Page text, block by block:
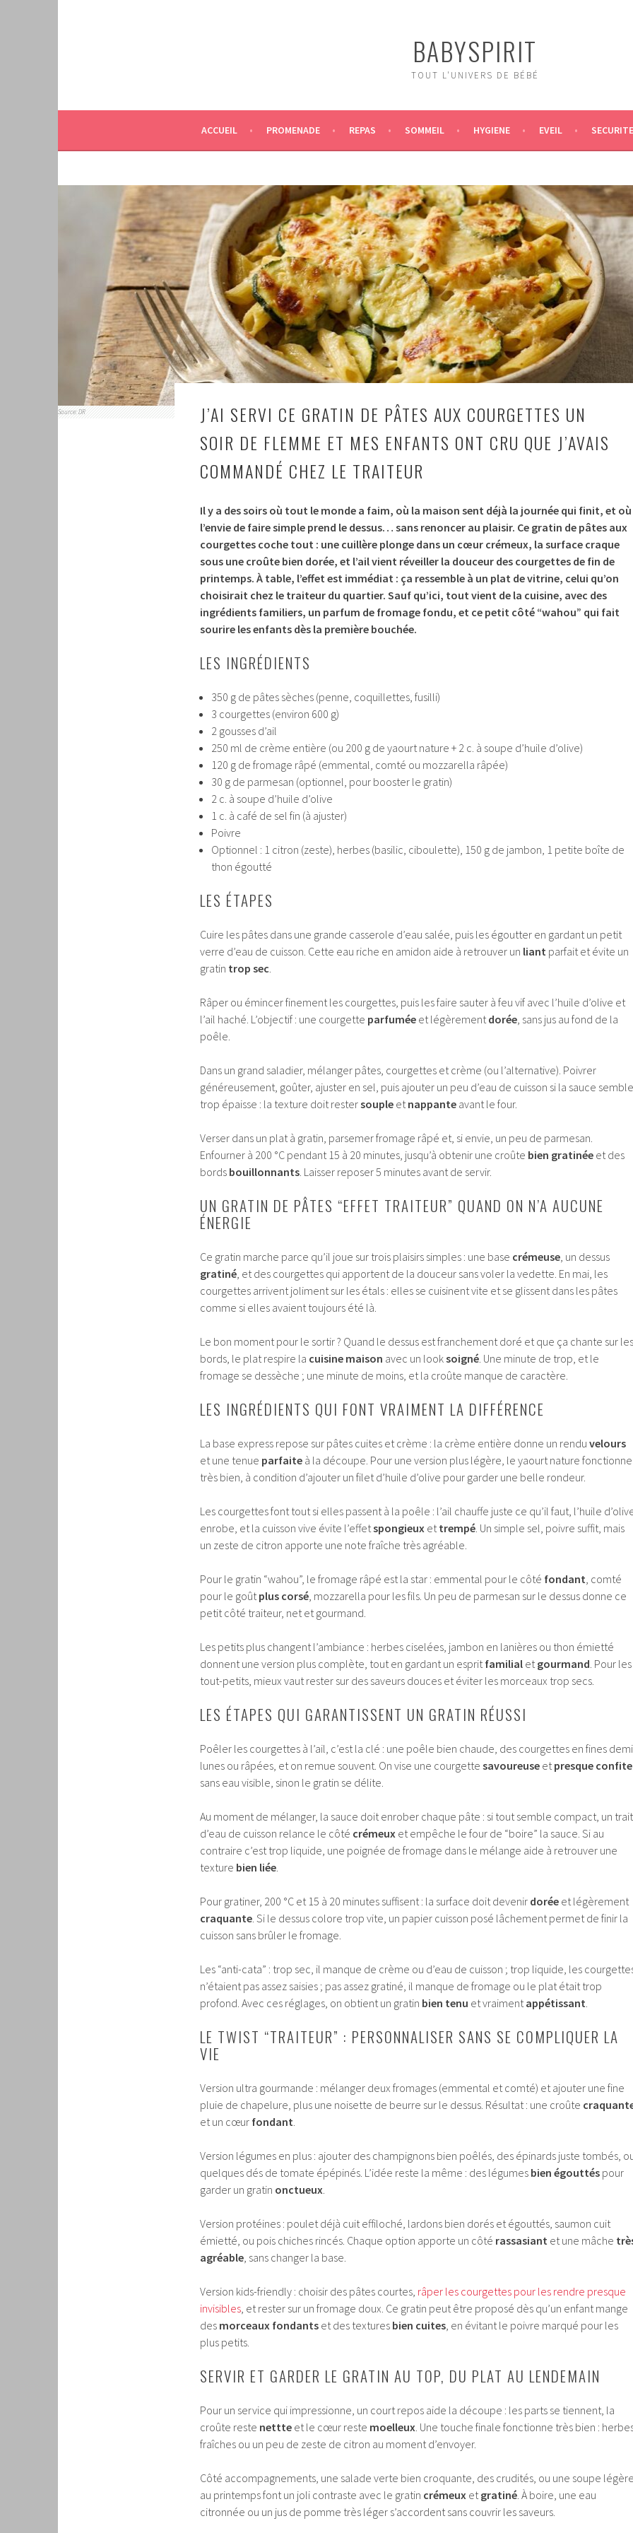
BABYSPIRIT
TOUT L'UNIVERS DE BÉBÉ
ACCUEIL PROMENADE REPAS SOMMEIL HYGIENE EVEIL SECURITE
Source: DR
J’AI SERVI CE GRATIN DE PÂTES AUX COURGETTES UN
SOIR DE FLEMME ET MES ENFANTS ONT CRU QUE J’AVAIS
COMMANDÉ CHEZ LE TRAITEUR
Il y a des soirs où tout le monde a faim, où la maison sent déjà la journée qui finit, et où
l’envie de faire simple prend le dessus… sans renoncer au plaisir. Ce gratin de pâtes aux
courgettes coche tout : une cuillère plonge dans un cœur crémeux, la surface craque
sous une croûte bien dorée, et l’ail vient réveiller la douceur des courgettes de fin de
printemps. À table, l’effet est immédiat : ça ressemble à un plat de vitrine, celui qu’on
choisirait chez le traiteur du quartier. Sauf qu’ici, tout vient de la cuisine, avec des
ingrédients familiers, un parfum de fromage fondu, et ce petit côté “wahou” qui fait
sourire les enfants dès la première bouchée.
LES INGRÉDIENTS
350 g de pâtes sèches (penne, coquillettes, fusilli)
3 courgettes (environ 600 g)
2 gousses d’ail
250 ml de crème entière (ou 200 g de yaourt nature + 2 c. à soupe d’huile d’olive)
120 g de fromage râpé (emmental, comté ou mozzarella râpée)
30 g de parmesan (optionnel, pour booster le gratin)
2 c. à soupe d’huile d’olive
1 c. à café de sel fin (à ajuster)
Poivre
Optionnel : 1 citron (zeste), herbes (basilic, ciboulette), 150 g de jambon, 1 petite boîte de
thon égoutté
LES ÉTAPES
Cuire les pâtes dans une grande casserole d’eau salée, puis les égoutter en gardant un petit
verre d’eau de cuisson. Cette eau riche en amidon aide à retrouver un liant parfait et évite un
gratin trop sec.
Râper ou émincer finement les courgettes, puis les faire sauter à feu vif avec l’huile d’olive et
l’ail haché. L’objectif : une courgette parfumée et légèrementdorée, sans jus au fond de la
poêle.
Dans un grand saladier, mélanger pâtes, courgettes et crème (ou l’alternative). Poivrer
généreusement, goûter, ajuster en sel, puis ajouter un peu d’eau de cuisson si la sauce semble
trop épaisse : la texture doit restersouple etnappante avant le four.
Verser dans un plat à gratin, parsemer fromage râpé et, si envie, un peu de parmesan.
Enfourner à 200 °C pendant 15 à 20 minutes, jusqu’à obtenir une croûte bien gratinée et des
bords bouillonnants. Laisser reposer 5 minutes avant de servir.
UN GRATIN DE PÂTES “EFFET TRAITEUR” QUAND ON N’A AUCUNE
ÉNERGIE
Ce gratin marche parce qu’il joue sur trois plaisirs simples : une base crémeuse, un dessus
gratiné, et des courgettes qui apportent de la douceur sans voler la vedette. En mai, les
courgettes arrivent joliment sur les étals : elles se cuisinent vite et se glissent dans les pâtes
comme si elles avaient toujours été là.
Le bon moment pour le sortir ? Quand le dessus est franchement doré et que ça chante sur les
bords, le plat respire la cuisine maison avec un looksoigné. Une minute de trop, et le
fromage se dessèche ; une minute de moins, et la croûte manque de caractère.
LES INGRÉDIENTS QUI FONT VRAIMENT LA DIFFÉRENCE
La base express repose sur pâtes cuites et crème : la crème entière donne un rendu velours
et une tenue parfaite à la découpe. Pour une version plus légère, le yaourt nature fonctionne
très bien, à condition d’ajouter un filet d’huile d’olive pour garder une belle rondeur.
Les courgettes font tout si elles passent à la poêle : l’ail chauffe juste ce qu’il faut, l’huile
enrobe, et la cuisson vive évite l’effetspongieux ettrempé. Un simple sel, poivre suffit, mais
un zeste de citron apporte une note fraîche très agréable.
Pour le gratin “wahou”, le fromage râpé est la star : emmental pour le côté fondant, comté
pour le goûtplus corsé, mozzarella pour les fils. Un peu de parmesan sur le dessus donne ce
petit côté traiteur, net et gourmand.
Les petits plus changent l’ambiance : herbes ciselées, jambon en lanières ou thon émietté
donnent une version plus complète, tout en gardant un espritfamilial etgourmand. Pour les
tout-petits, mieux vaut rester sur des saveurs douces et éviter les morceaux trop secs.
LES ÉTAPES QUI GARANTISSENT UN GRATIN RÉUSSI
Poêler les courgettes à l’ail, c’est la clé : une poêle bien chaude, des courgettes en fines
lunes ou râpées, et on remue souvent. On vise une courgette savoureuse etpresque confite
sans eau visible, sinon le gratin se délite.
Au moment de mélanger, la sauce doit enrober chaque pâte : si tout semble compact, un trait
d’eau de cuisson relance le côté crémeux et empêche le four de “boire” la sauce. Si au
contraire c’est trop liquide, une poignée de fromage dans le mélange aide à retrouver une
texture bien liée.
Pour gratiner, 200 °C et 15 à 20 minutes suffisent : la surface doit devenir dorée et légèrement
craquante. Si le dessus colore trop vite, un papier cuisson posé lâchement permet de finir la
cuisson sans brûler le fromage.
Les “anti-cata” : trop sec, il manque de crème ou d’eau de cuisson ; trop liquide, les
n’étaient pas assez saisies ; pas assez gratiné, il manque de fromage ou le plat était trop
profond. Avec ces réglages, on obtient un gratin bien tenu et vraimentappétissant.
LE TWIST “TRAITEUR” : PERSONNALISER SANS SE COMPLIQUER LA
VIE
Version ultra gourmande : mélanger deux fromages (emmental et comté) et ajouter une fine
pluie de chapelure, plus une noisette de beurre sur le dessus. Résultat : une croûte
et un cœur fondant.
Version légumes en plus : ajouter des champignons bien poêlés, des épinards juste tombés,
quelques dés de tomate épépinés. L’idée reste la même : des légumes bien égouttés pour
garder un gratin onctueux.
Version protéines : poulet déjà cuit effiloché, lardons bien dorés et égouttés, saumon cuit
émietté, ou pois chiches rincés. Chaque option apporte un côté rassasiant et une mâche
agréable, sans changer la base.
Version kids-friendly : choisir des pâtes courtes, râper les courgettes pour les rendre presque
invisibles, et rester sur un fromage doux. Ce gratin peut être proposé dès qu’un enfant mange
des morceaux fondants et des textures bien cuites, en évitant le poivre marqué pour les
plus petits.
SERVIR ET GARDER LE GRATIN AU TOP, DU PLAT AU LENDEMAIN
Pour un service qui impressionne, un court repos aide la découpe : les parts se tiennent, la
croûte reste nettte et le cœur reste moelleux. Une touche finale fonctionne très bien :
fraîches ou un peu de zeste de citron au moment d’envoyer.
Côté accompagnements, une salade verte bien croquante, des crudités, ou une soupe
au printemps font un joli contraste avec le gratin crémeux etgratiné. À boire, une eau
citronnée ou un jus de pomme très léger s’accordent sans couvrir les saveurs.